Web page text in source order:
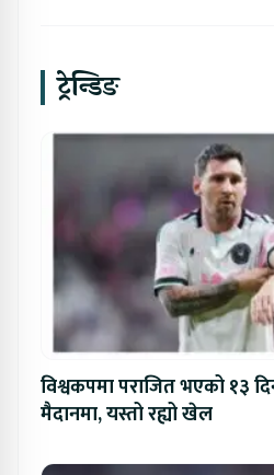
ट्रेन्डिङ
विश्वकपमा पराजित भएको १३
मैदानमा, यस्तो रह्यो खेल